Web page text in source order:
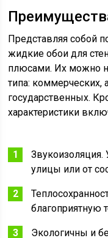
Представляя собой
жидкие обои для
плюсами. Их можно
типа: коммерческих,
государственных.
характеристики
улицы или от
благоприятную
Экологичны и